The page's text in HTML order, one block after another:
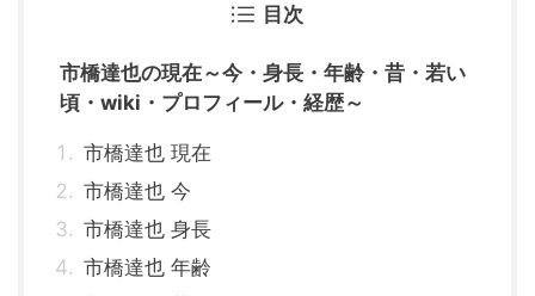
目次
市橋達也の現在～今・身長・年齢・昔・若い
頃・wiki・プロフィール・経歴～
市橋達也 現在
市橋達也 今
市橋達也 身長
市橋達也 年齢